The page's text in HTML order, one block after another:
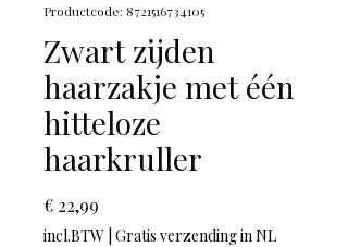
Productcode: 8721516734105
Zwart zijden
haarzakje met één
hitteloze
haarkruller
€ 22,99
incl.BTW Gratis verzending in NL